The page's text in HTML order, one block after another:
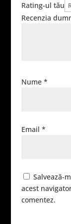
Rating-ul tău
Recenzia
Nume *
Email *
Salvează-
acest
comentez.